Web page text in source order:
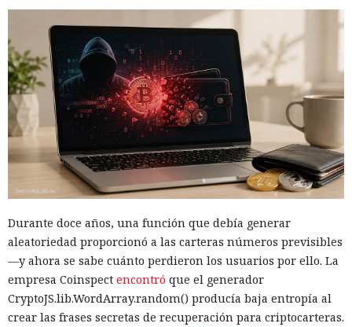
Durante doce años, una función que debía generar
aleatoriedad proporcionó a las carteras números previsibles
—y ahora se sabe cuánto perdieron los usuarios por ello. La
empresa Coinspect encontró que el generador
CryptoJS.lib.WordArray.random() producía baja entropía al
crear las frases secretas de recuperación para criptocarteras.